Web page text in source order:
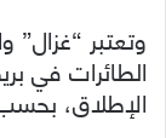
وتعتبر
الطائرات في
الإطلاق،